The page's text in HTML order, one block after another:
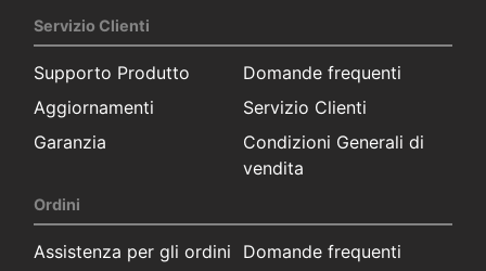
Servizio Clienti
Supporto Produtto
Domande frequenti
Aggiornamenti
Servizio Clienti
Garanzia
Condizioni Generali di
vendita
Ordini
Assistenza per gli ordini Domande frequenti